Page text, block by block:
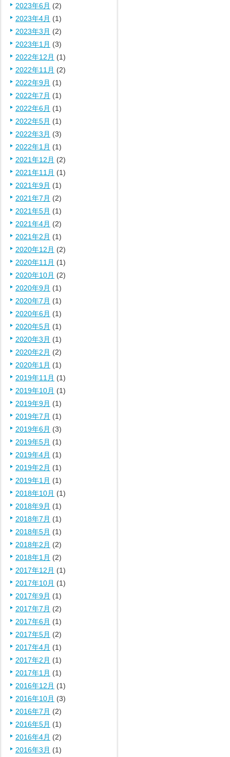
2023年6月 (2)
2023年4月 (1)
2023年3月 (2)
2023年1月 (3)
2022年12月 (1)
2022年11月 (2)
2022年9月 (1)
2022年7月 (1)
2022年6月 (1)
2022年5月 (1)
2022年3月 (3)
2022年1月 (1)
2021年12月 (2)
2021年11月 (1)
2021年9月 (1)
2021年7月 (2)
2021年5月 (1)
2021年4月 (2)
2021年2月 (1)
2020年12月 (2)
2020年11月 (1)
2020年10月 (2)
2020年9月 (1)
2020年7月 (1)
2020年6月 (1)
2020年5月 (1)
2020年3月 (1)
2020年2月 (2)
2020年1月 (1)
2019年11月 (1)
2019年10月 (1)
2019年9月 (1)
2019年7月 (1)
2019年6月 (3)
2019年5月 (1)
2019年4月 (1)
2019年2月 (1)
2019年1月 (1)
2018年10月 (1)
2018年9月 (1)
2018年7月 (1)
2018年5月 (1)
2018年2月 (2)
2018年1月 (2)
2017年12月 (1)
2017年10月 (1)
2017年9月 (1)
2017年7月 (2)
2017年6月 (1)
2017年5月 (2)
2017年4月 (1)
2017年2月 (1)
2017年1月 (1)
2016年12月 (1)
2016年10月 (3)
2016年7月 (2)
2016年5月 (1)
2016年4月 (2)
2016年3月 (1)